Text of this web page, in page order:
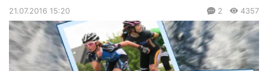
21.07.2016 15:20 2 4357